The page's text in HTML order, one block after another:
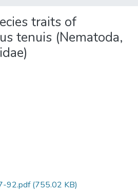
traits of
tenuis (Nematoda,
92.pdf(755.02 KB)